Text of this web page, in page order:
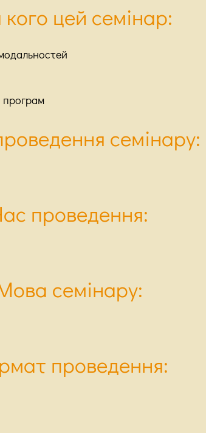
цей семінар:
програм
семінару:
проведення:
семінару:
проведення: